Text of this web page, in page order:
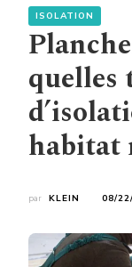
ISOLATION
quelles
habitat
par KLEIN 08/